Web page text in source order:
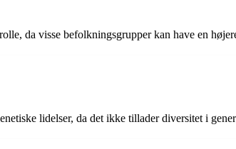
da visse befolkningsgrupper kan have en
lidelser, da det ikke tillader diversitet i